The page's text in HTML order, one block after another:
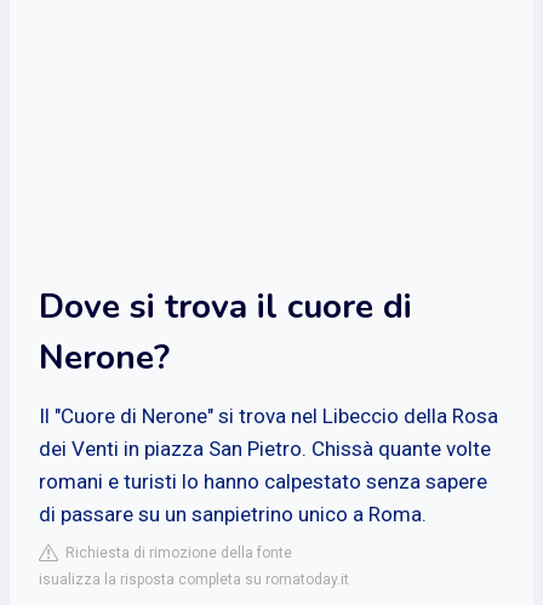
Dove si trova il cuore di
Nerone?
Il "Cuore di Nerone" si trova nel Libeccio della Rosa
dei Venti in piazza San Pietro. Chissà quante volte
romani e turisti lo hanno calpestato senza sapere
di passare su un sanpietrino unico a Roma.
Richiesta di rimozione della fonte
isualizza la risposta completa su romatoday.it